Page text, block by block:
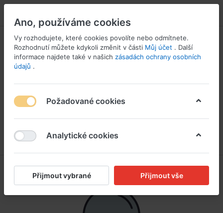
Ano, používáme cookies
Vy rozhodujete, které cookies povolíte nebo odmítnete.
Rozhodnutí můžete kdykoli změnit v části Můj účet . Další
informace najdete také v našich zásadách ochrany osobních
údajů .
Požadované cookies
Analytické cookies
Přijmout vybrané Přijmout vše